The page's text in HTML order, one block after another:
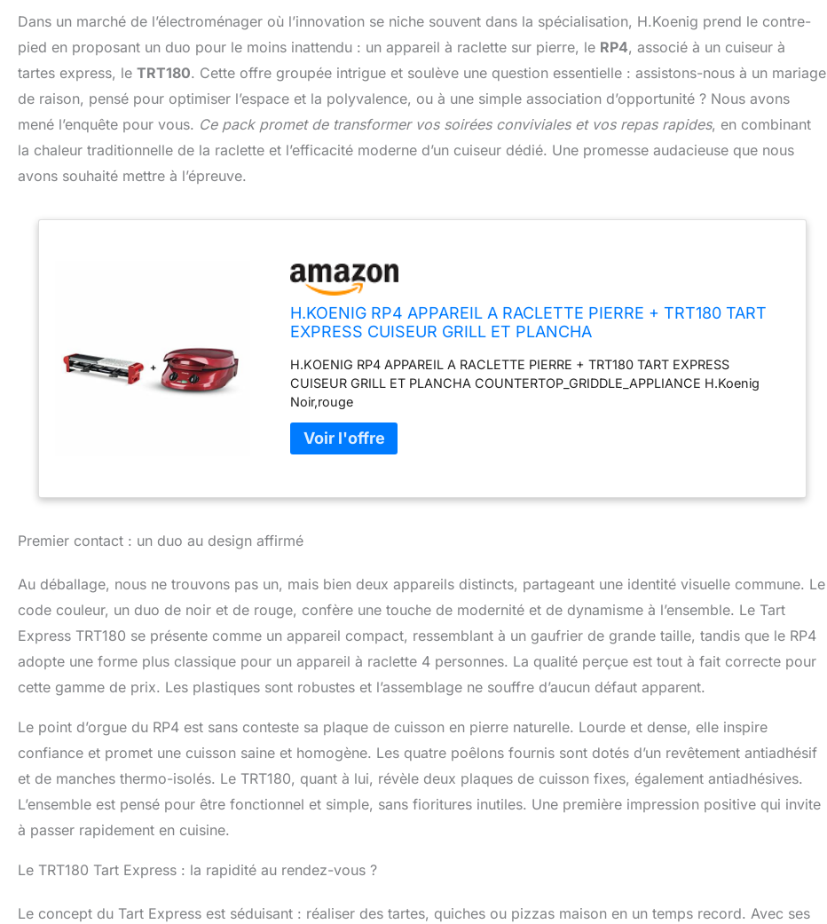
Dans un marché de l’électroménager où l’innovation se niche souvent dans la spécialisation, H.Koenig prend le contre-
pied en proposant un duo pour le moins inattendu : un appareil à raclette sur pierre, le RP4, associé à un cuiseur à
tartes express, le TRT180. Cette offre groupée intrigue et soulève une question essentielle : assistons-nous à un mariage
de raison, pensé pour optimiser l’espace et la polyvalence, ou à une simple association d’opportunité ? Nous avons
mené l’enquête pour vous. Ce pack promet de transformer vos soirées conviviales et vos repas rapides, en combinant
la chaleur traditionnelle de la raclette et l’efficacité moderne d’un cuiseur dédié. Une promesse audacieuse que nous
avons souhaité mettre à l’épreuve.
H.KOENIG RP4 APPAREIL A RACLETTE PIERRE + TRT180 TART
EXPRESS CUISEUR GRILL ET PLANCHA
H.KOENIG RP4 APPAREIL A RACLETTE PIERRE + TRT180 TART EXPRESS
CUISEUR GRILL ET PLANCHA COUNTERTOP_GRIDDLE_APPLIANCE H.Koenig
Noir,rouge
Premier contact : un duo au design affirmé
Au déballage, nous ne trouvons pas un, mais bien deux appareils distincts, partageant une identité visuelle commune. Le
code couleur, un duo de noir et de rouge, confère une touche de modernité et de dynamisme à l’ensemble. Le Tart
Express TRT180 se présente comme un appareil compact, ressemblant à un gaufrier de grande taille, tandis que le RP4
adopte une forme plus classique pour un appareil à raclette 4 personnes. La qualité perçue est tout à fait correcte pour
cette gamme de prix. Les plastiques sont robustes et l’assemblage ne souffre d’aucun défaut apparent.
Le point d’orgue du RP4 est sans conteste sa plaque de cuisson en pierre naturelle. Lourde et dense, elle inspire
confiance et promet une cuisson saine et homogène. Les quatre poêlons fournis sont dotés d’un revêtement antiadhésif
et de manches thermo-isolés. Le TRT180, quant à lui, révèle deux plaques de cuisson fixes, également antiadhésives.
L’ensemble est pensé pour être fonctionnel et simple, sans fioritures inutiles. Une première impression positive qui invite
à passer rapidement en cuisine.
Le TRT180 Tart Express : la rapidité au rendez-vous ?
Le concept du Tart Express est séduisant : réaliser des tartes, quiches ou pizzas maison en un temps record. Avec ses